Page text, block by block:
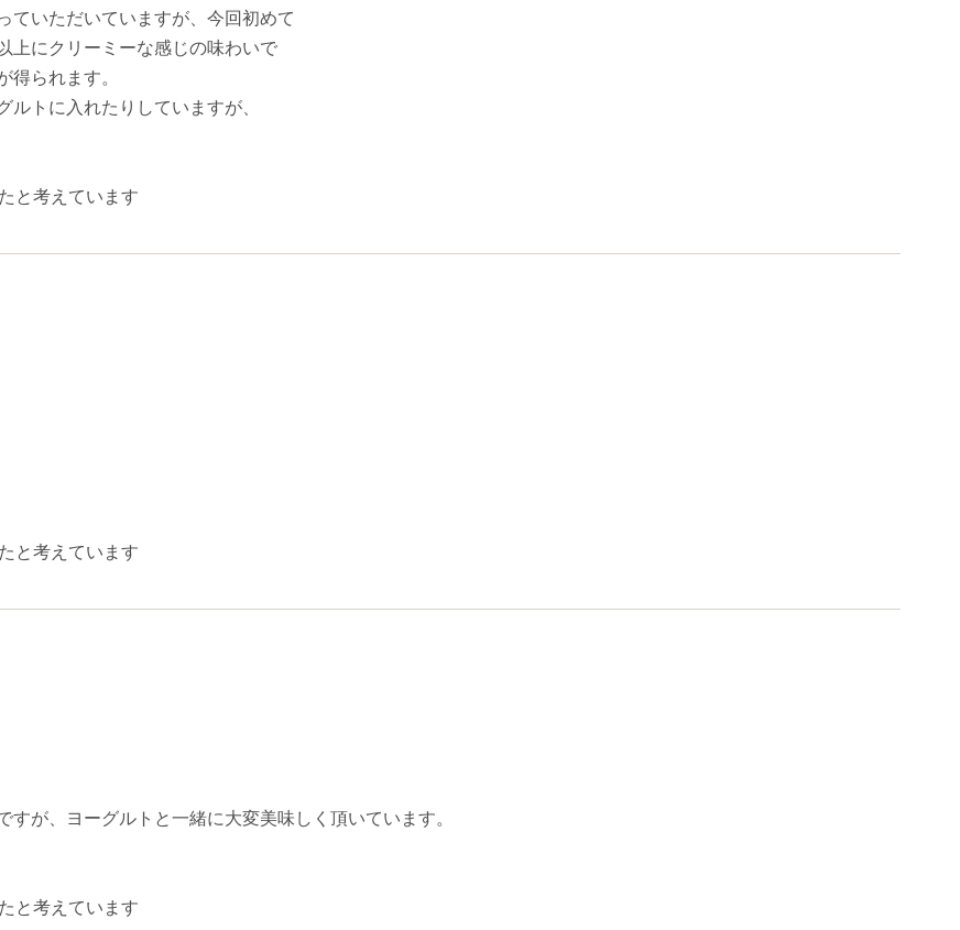
ていただいていますが、今回初めて
上にクリーミーな感じの味わいで
得られます。
トに入れたりしていますが、
と考えています
と考えています
が、ヨーグルトと一緒に大変美味しく頂いています。
と考えています